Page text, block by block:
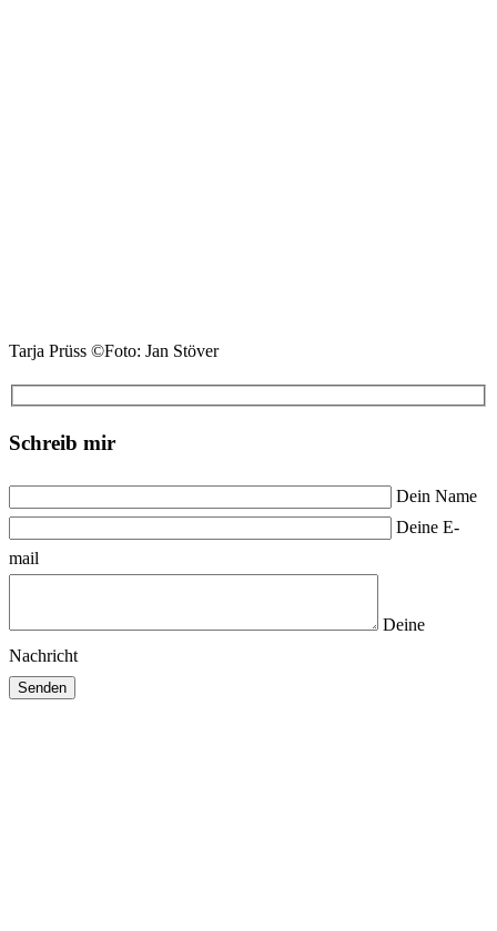
Tarja Prüss ©Foto: Jan Stöver
Schreib mir
Dein Name
Deine E-
mail
Deine
Nachricht
Senden